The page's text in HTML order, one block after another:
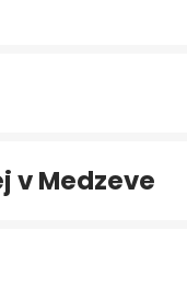
v Medzeve